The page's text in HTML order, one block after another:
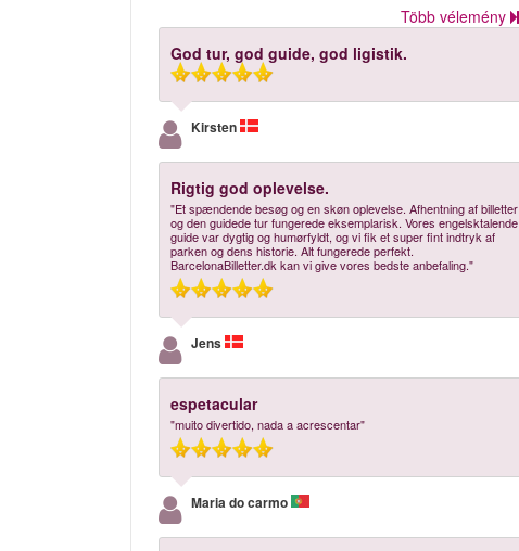
Több vélemény
God tur, god guide, god ligistik.
Kirsten
Rigtig god oplevelse.
"Et spændende besøg og en skøn oplevelse. Afhentning af billetter
og den guidede tur fungerede eksemplarisk. Vores engelsktalende
guide var dygtig og humørfyldt, og vi fik et super fint indtryk af
parken og dens historie. Alt fungerede perfekt.
BarcelonaBilletter.dk kan vi give vores bedste anbefaling."
Jens
espetacular
"muito divertido, nada a acrescentar"
Maria do carmo